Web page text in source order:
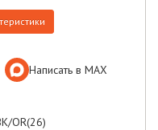
Написать в МАХ
OR(26)